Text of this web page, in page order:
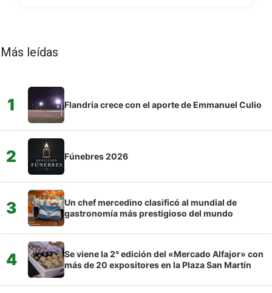
Más leídas
1 Flandria crece con el aporte de Emmanuel Culio
2 Fúnebres 2026
3
Un chef mercedino clasificó al mundial de
gastronomía más prestigioso del mundo
4
Se viene la 2° edición del «Mercado Alfajor» con
más de 20 expositores en la Plaza San Martín